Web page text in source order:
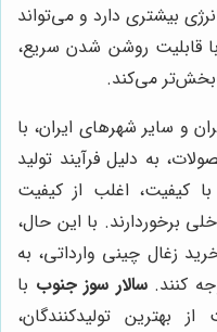
بیشتری دارد و می‌تواند
قابلیت روشن شدن سریع،
می‌کند.
و سایر شهرهای ایران، با
به دلیل فرآیند تولید
با کیفیت، اغلب از کیفیت
برخوردارند. با این حال،
زغال چینی وارداتی، به
کنند.سالار سوز جنوب با
بهترین تولیدکنندگان،